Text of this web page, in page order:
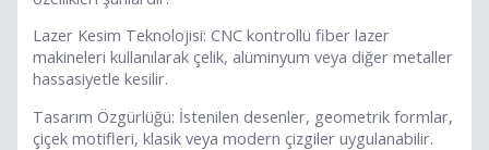
Lazer Kesim Teknolojisi: CNC kontrollü fiber lazer
makineleri kullanılarak çelik, alüminyum veya diğer metaller
hassasiyetle kesilir.
Tasarım Özgürlüğü: İstenilen desenler, geometrik formlar,
çiçek motifleri, klasik veya modern çizgiler uygulanabilir.